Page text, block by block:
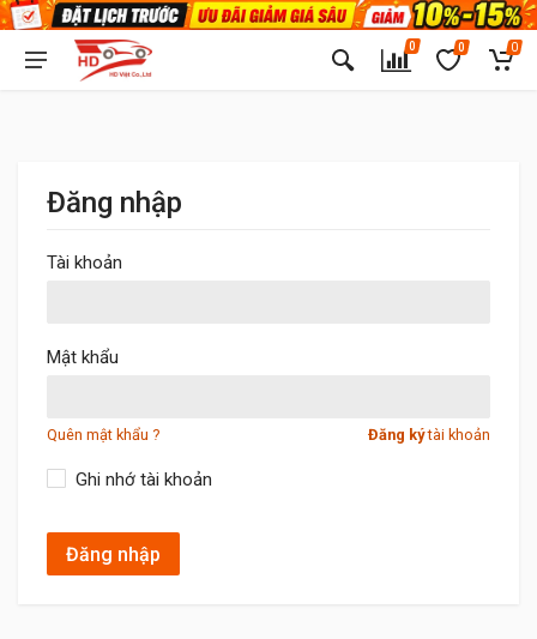
0 0 0
Đăng nhập
Tài khoản
Mật khẩu
Quên mật khẩu ? Đăng kýtài khoản
Ghi nhớ tài khoản
Đăng nhập